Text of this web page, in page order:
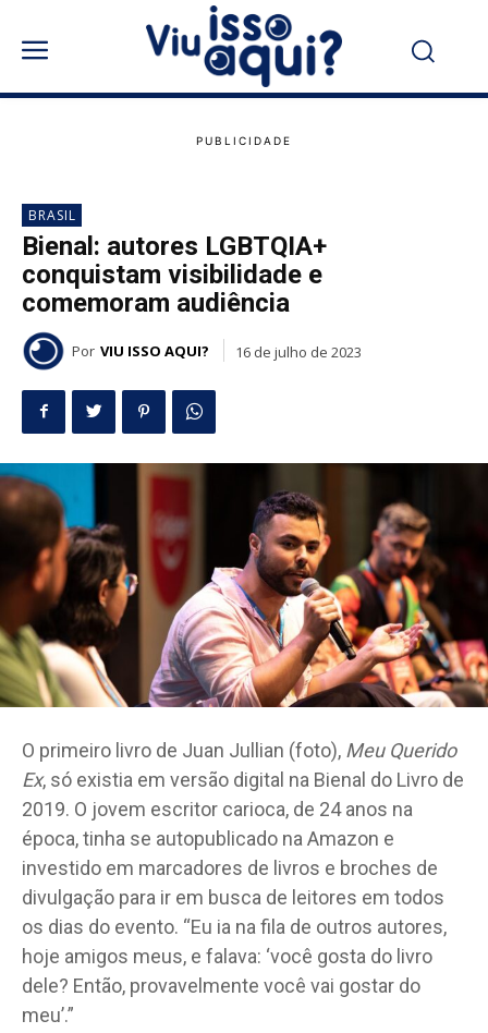
BRASIL
Bienal: autores LGBTQIA+
conquistam visibilidade e
comemoram audiência
Por VIU ISSO AQUI? 16 de julho de 2023
O primeiro livro de Juan Jullian (foto), Meu Querido
Ex, só existia em versão digital na Bienal do Livro de
2019. O jovem escritor carioca, de 24 anos na
época, tinha se autopublicado na Amazon e
investido em marcadores de livros e broches de
divulgação para ir em busca de leitores em todos
os dias do evento. “Eu ia na fila de outros autores,
hoje amigos meus, e falava: ‘você gosta do livro
dele? Então, provavelmente você vai gostar do
meu’.”